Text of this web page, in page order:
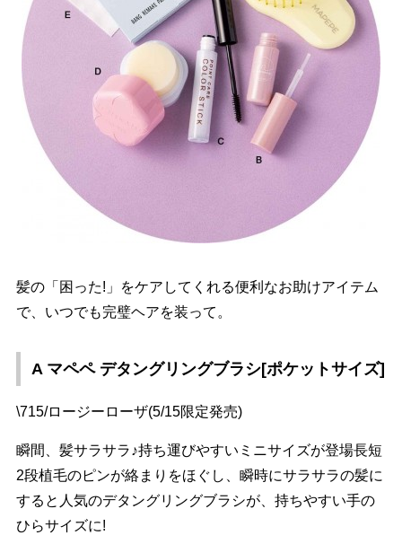
髪の「困った!」をケアしてくれる便利なお助けアイテム
で、いつでも完璧ヘアを装って。
A マペペ デタングリングブラシ[ポケットサイズ]
\715/ロージーローザ(5/15限定発売)
瞬間、髪サラサラ♪持ち運びやすいミニサイズが登場長短
2段植毛のピンが絡まりをほぐし、瞬時にサラサラの髪に
すると人気のデタングリングブラシが、持ちやすい手の
ひらサイズに!